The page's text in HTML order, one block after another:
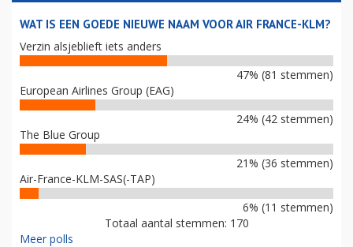
WAT IS EEN GOEDE NIEUWE NAAM VOOR AIR FRANCE-KLM?
Verzin alsjeblieft iets anders
47% (81 stemmen)
European Airlines Group (EAG)
24% (42 stemmen)
The Blue Group
21% (36 stemmen)
Air-France-KLM-SAS(-TAP)
6% (11 stemmen)
Totaal aantal stemmen: 170
Meer polls